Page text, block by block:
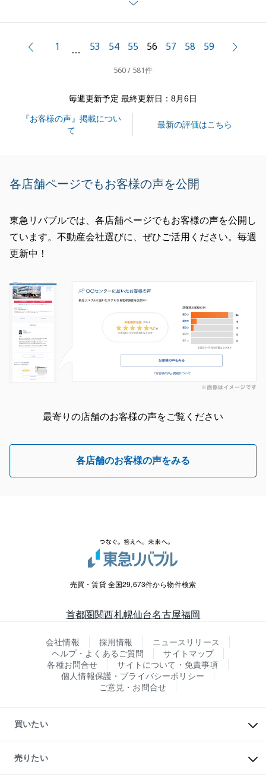
S様は案内中非常にお話ししやすく、お会いするのが
いつも楽しみでした。
と思いますがまた何か不動産の事でお困りのことがあ
りましたらご連絡させて頂ければと思っております。
前へ1 … 53 54 55 56 57 58 59
560 / 581件
毎週更新予定 最終更新日：8月6日
『お客様の声』掲載につい
て
最新の評価はこちら
各店舗ページでもお客様の声を公開
東急リバブルでは、各店舗ページでもお客様の声を公開し
ています。不動産会社選びに、ぜひご活用ください。毎週
更新中！
最寄りの店舗のお客様の声をご覧ください
各店舗のお客様の声をみる
売買・賃貸 全国29,673件から物件検索
首都圏関西札幌仙台名古屋福岡
会社情報 採用情報
ニュースリリース
ヘルプ・よくあるご質問
サイトマップ
各種お問合せ
サイトについて・免責事項
個人情報保護・プライバシーポリシー
ご意見・お問合せ
買いたい
新築・分譲マンションの購入
中古マンションの購入
一戸建ての購入
売りたい